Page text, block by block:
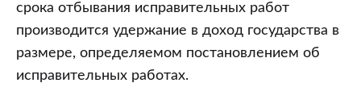
срока отбывания исправительных работ
производится удержание в доход государства в
размере, определяемом постановлением об
исправительных работах.